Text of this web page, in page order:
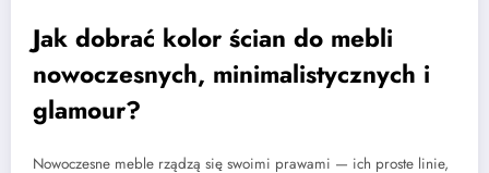
Jak dobrać kolor ścian do mebli
nowoczesnych, minimalistycznych i
glamour?
Nowoczesne meble rządzą się swoimi prawami — ich proste linie,